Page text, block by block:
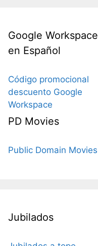
Google Workspace
en Español
Código promocional
descuento Google
Workspace
PD Movies
Public Domain Movies
Jubilados